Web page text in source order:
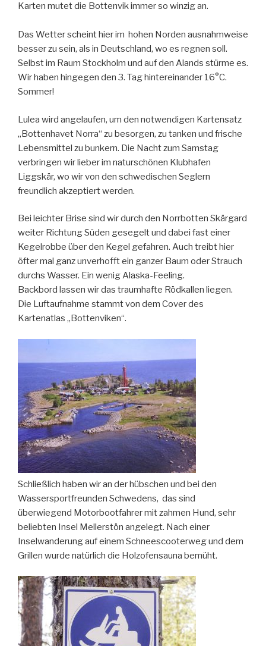
Karten mutet die Bottenvik immer so winzig an.
Das Wetter scheint hier im hohen Norden ausnahmweise
besser zu sein, als in Deutschland, wo es regnen soll.
Selbst im Raum Stockholm und auf den Alands stürme es.
Wir haben hingegen den 3. Tag hintereinander 16°C.
Sommer!
Lulea wird angelaufen, um den notwendigen Kartensatz
„Bottenhavet Norra“ zu besorgen, zu tanken und frische
Lebensmittel zu bunkern. Die Nacht zum Samstag
verbringen wir lieber im naturschönen Klubhafen
Liggskär, wo wir von den schwedischen Seglern
freundlich akzeptiert werden.
Bei leichter Brise sind wir durch den Norrbotten Skärgard
weiter Richtung Süden gesegelt und dabei fast einer
Kegelrobbe über den Kegel gefahren. Auch treibt hier
öfter mal ganz unverhofft ein ganzer Baum oder Strauch
durchs Wasser. Ein wenig Alaska-Feeling.
Backbord lassen wir das traumhafte Rödkallen liegen.
Die Luftaufnahme stammt von dem Cover des
Kartenatlas „Bottenviken“.
Schließlich haben wir an der hübschen und bei den
Wassersportfreunden Schwedens, das sind
überwiegend Motorbootfahrer mit zahmen Hund, sehr
beliebten Insel Mellerstön angelegt. Nach einer
Inselwanderung auf einem Schneescooterweg und dem
Grillen wurde natürlich die Holzofensauna bemüht.